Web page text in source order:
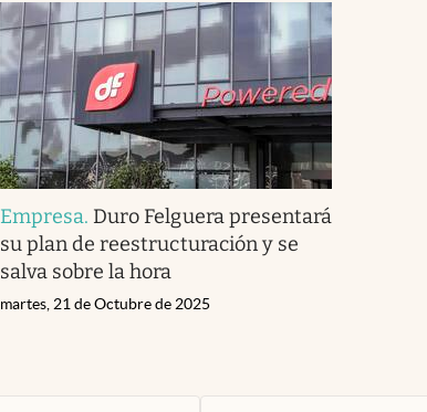
Empresa. Duro Felguera presentará
su plan de reestructuración y se
salva sobre la hora
martes, 21 de Octubre de 2025